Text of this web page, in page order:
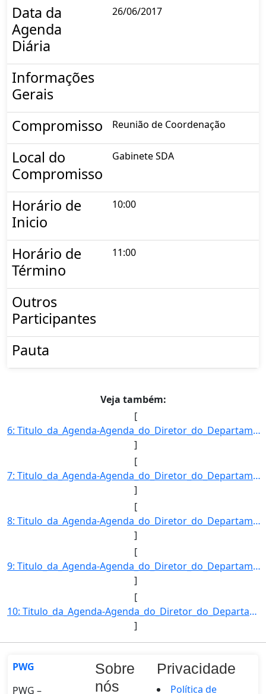
Data da
Agenda
Diária
26/06/2017
Informações
Gerais
Compromisso
Reunião de Coordenação
Local do
Compromisso
Gabinete SDA
Horário de
Inicio
10:00
Horário de
Término
11:00
Outros
Participantes
Pauta
Veja também:
[
6: Titulo_da_Agenda-Agenda_do_Diretor_do_Departamento_de_Inspecao_de_Produtos_de_Origem_Vegetal-Descric]
]
[
7: Titulo_da_Agenda-Agenda_do_Diretor_do_Departamento_de_Inspecao_de_Produtos_de_Origem_Vegetal-Descric]
]
[
8: Titulo_da_Agenda-Agenda_do_Diretor_do_Departamento_de_Inspecao_de_Produtos_de_Origem_Vegetal-Descric]
]
[
9: Titulo_da_Agenda-Agenda_do_Diretor_do_Departamento_de_Inspecao_de_Produtos_de_Origem_Vegetal-Descric]
]
[
10: Titulo_da_Agenda-Agenda_do_Diretor_do_Departamento_de_Inspecao_de_Produtos_de_Origem_Vegetal-Descric]
]
PWG
PWG –
Sobre
nós
Privacidade
Política de